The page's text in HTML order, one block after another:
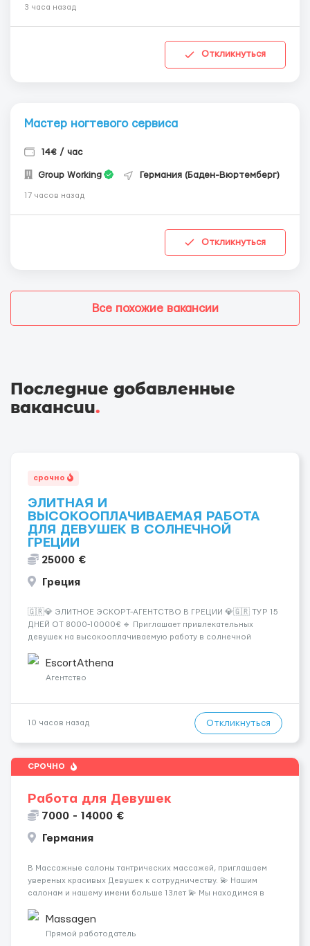
3 часа назад
Откликнуться
Мастер ногтевого сервиса
14€ / час
Group Working Германия (Баден-Вюртемберг)
17 часов назад
Откликнуться
Все похожие вакансии
Последние добавленные
вакансии.
срочно
ЭЛИТНАЯ И
ВЫСОКООПЛАЧИВАЕМАЯ РАБОТА
ДЛЯ ДЕВУШЕК В СОЛНЕЧНОЙ
ГРЕЦИИ
25000 €
Греция
🇬🇷💎 ЭЛИТНОЕ ЭСКОРТ-АГЕНТСТВО В ГРЕЦИИ 💎🇬🇷 ТУР 15
ДНЕЙ ОТ 8000-10000€ 🔹 Приглашает привлекательных
девушек на высокооплачиваемую работу в солнечной
хорошие деньги 💶 — это предложение для тебя! 🔹
Требования: ✔️ Возраст от ...
EscortAthena
Агентство
10 часов назад Откликнуться
СРОЧНО
Работа для Девушек
7000 - 14000 €
Германия
В Массажные салоны тантрических массажей, приглашаем
увереных красивых Девушек к сотрудничеству. 💫 Нашим
салонам и нашему имени больше 13лет 💫 Мы находимся в
заработная плата 💚Мы гарантируем Наличие работы. Поток 💝
incall / Out...
Massagen
Прямой работодатель